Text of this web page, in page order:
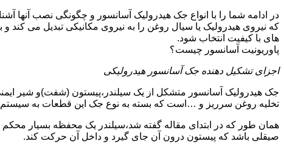
در ادامه شما را با انواع جک هیدرولیک آسانسور و چگونگی نصب آنها
که نیروی هیدرولیک یا سیال روغن را به نیروی مکانیکی تبدیل می کند
های با کیفیت انتخاب شود.
پاوریونیت آسانسور چیست؟
اجزای تشکیل دهنده جک آسانسور هیدرولیکی
جک هیدرولیک آسانسور متشکل از یک سیلندر،پیستون (شفت)و شیر
تخلیه روغن سرریز و …است که بسته به نوع جک این قطعات به
همان طور که در ابتدای مقاله گفته شد،سیلندر یک محفظه بسیار
صیقلی باشد که پیستون درون آن جای گیرد و داخل آن حرکت کند.